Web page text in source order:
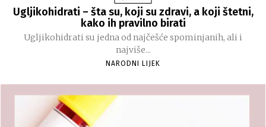
Ugljikohidrati – šta su, koji su zdravi, a koji štetni,
kako ih pravilno birati
Ugljikohidrati su jedna od najčešće spominjanih, ali i
najviše...
NARODNI LIJEK